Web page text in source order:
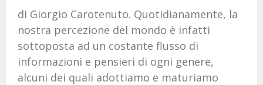
di Giorgio Carotenuto. Quotidianamente, la
nostra percezione del mondo è infatti
sottoposta ad un costante flusso di
informazioni e pensieri di ogni genere,
alcuni dei quali adottiamo e maturiamo